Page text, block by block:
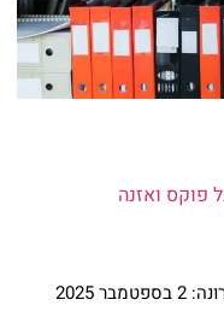
פוקס ואזנה
2025